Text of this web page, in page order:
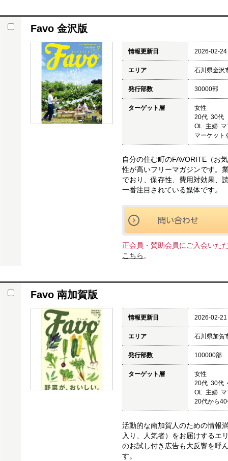
Favo 金沢版
情報更新日 2026-02-
エリア 石川県金沢
発行部数 30000部
ターゲット層
女性
20代 30代
OL 主婦
マーケット
自分の住む町のFAVORITE（お
性が高いフリーマガジンです。
でおり、保存性、費用対効果、
一番注目されている媒体です。
正会員・賛助会員にご入会いた
こちら 。
Favo 南加賀版
情報更新日 2026-02-
エリア 石川県加賀
発行部数 100000部
ターゲット層
女性
20代 30代
OL 主婦
20代から
活動的な南加賀人のための情報
入り、人気者）をお届けするエ
のお試し付き広告も大反響を呼
す。